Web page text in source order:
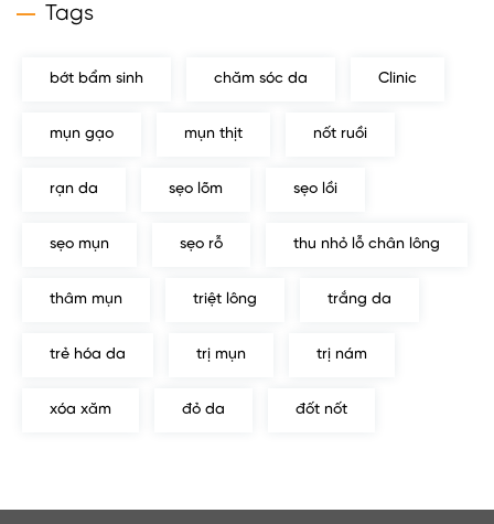
Tags
bớt bẩm sinh chăm sóc da Clinic
mụn gạo mụn thịt nốt ruồi
rạn da sẹo lõm sẹo lồi
sẹo mụn sẹo rỗ thu nhỏ lỗ chân lông
thâm mụn triệt lông trắng da
trẻ hóa da trị mụn trị nám
xóa xăm đỏ da đốt nốt